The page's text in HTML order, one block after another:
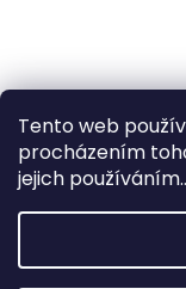
Tento web
procházením
jejich